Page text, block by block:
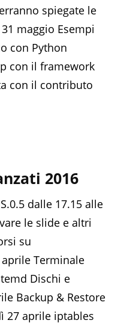
spiegate le
maggio Esempi
con Python
con il framework
con il contributo
2016
dalle 17.15 alle
le slide e altri
su
Terminale
Dischi e
Backup & Restore
27 aprile iptables